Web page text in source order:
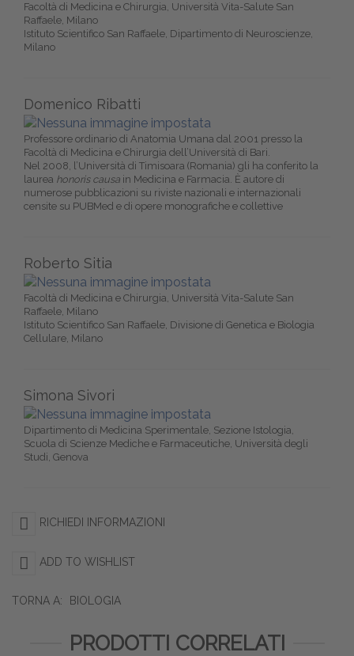
Facoltà di Medicina e Chirurgia, Università Vita-Salute San
Raffaele, Milano
Istituto Scientifico San Raffaele, Dipartimento di Neuroscienze,
Milano
Domenico Ribatti
Professore ordinario di Anatomia Umana dal 2001 presso la
Facoltà di Medicina e Chirurgia dell’Università di Bari.
Nel 2008, l’Università di Timisoara (Romania) gli ha conferito la
laurea honoris causa in Medicina e Farmacia. È autore di
numerose pubblicazioni su riviste nazionali e internazionali
censite su PUBMed e di opere monografiche e collettive
Roberto Sitia
Facoltà di Medicina e Chirurgia, Università Vita-Salute San
Raffaele, Milano
Istituto Scientifico San Raffaele, Divisione di Genetica e Biologia
Cellulare, Milano
Simona Sivori
Dipartimento di Medicina Sperimentale, Sezione Istologia,
Scuola di Scienze Mediche e Farmaceutiche, Università degli
Studi, Genova
RICHIEDI INFORMAZIONI
ADD TO WISHLIST
TORNA A: BIOLOGIA
PRODOTTI CORRELATI